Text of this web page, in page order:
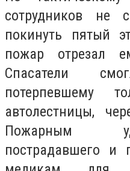
сотрудников не
покинуть пятый
пожар отрезал
Спасатели
потерпевшему
автолестницы,
Пожарным
пострадавшего и